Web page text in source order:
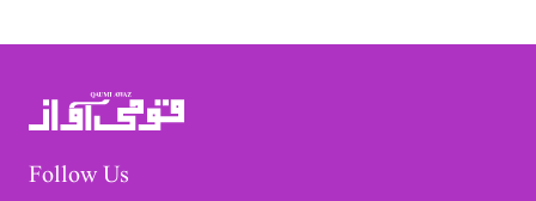
Follow Us